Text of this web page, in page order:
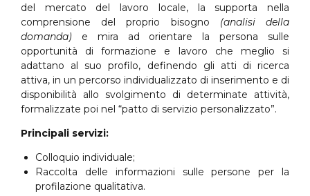
del mercato del lavoro locale, la supporta nella
comprensione del proprio bisogno (analisi della
domanda) e mira ad orientare la persona sulle
opportunità di formazione e lavoro che meglio si
adattano al suo profilo, definendo gli atti di ricerca
attiva, in un percorso individualizzato di inserimento e di
disponibilità allo svolgimento di determinate attività,
formalizzate poi nel “patto di servizio personalizzato”.
Principali servizi:
Colloquio individuale;
Raccolta delle informazioni sulle persone per la
profilazione qualitativa.